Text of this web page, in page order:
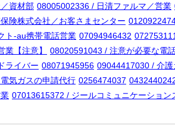
資材部 08005002336 / 日清ファルマ／営業
険株式会社／お客さまセンター
ト-au携帯電話営業 07094946432
【注意】
08020591043 / 注意が必要な電
ライバー 08071945956 09044417030 / 介護
気ガスの申請代行 0256474037
07013615372 / ジールコミュニケーション